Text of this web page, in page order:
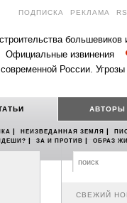
ПОДПИСКА РЕКЛАМА
Официальные извинения
России.
АВТОРЫ
| НЕИЗВЕДАННАЯ ЗЕМЛЯ |
| ЗА И ПРОТИВ | ОБРАЗ
СВЕЖИЙ